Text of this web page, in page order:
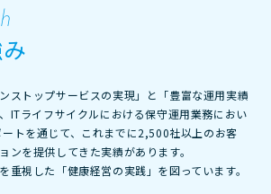
ストップサービスの実現」と「豊富な運用実績
ITライフサイクルにおける保守運用業務におい
トを通じて、これまでに2,500社以上のお客
ンを提供してきた実績があります。
重視した「健康経営の実践」を図っています。